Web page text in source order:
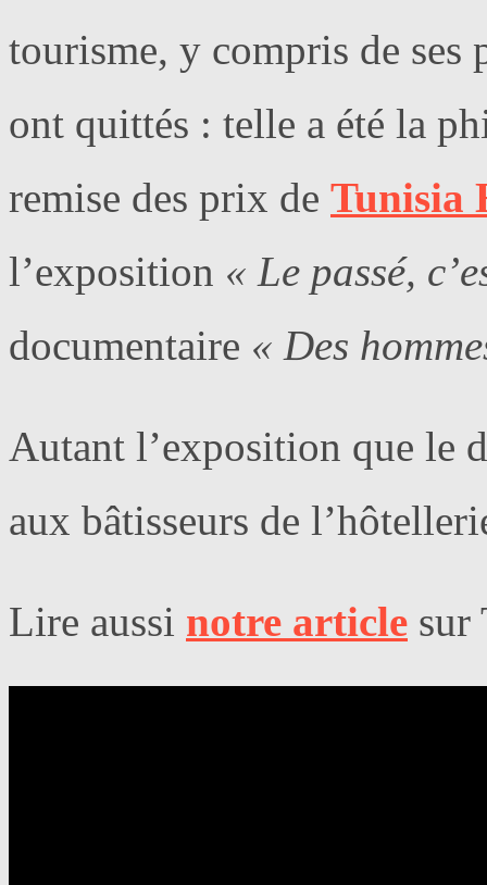
tourisme, y compris de ses
ont quittés : telle a été la
remise des prix de Tunisia
l’exposition « Le passé,
documentaire « Des
Autant l’exposition que le
aux bâtisseurs de
Lire aussi notre article sur